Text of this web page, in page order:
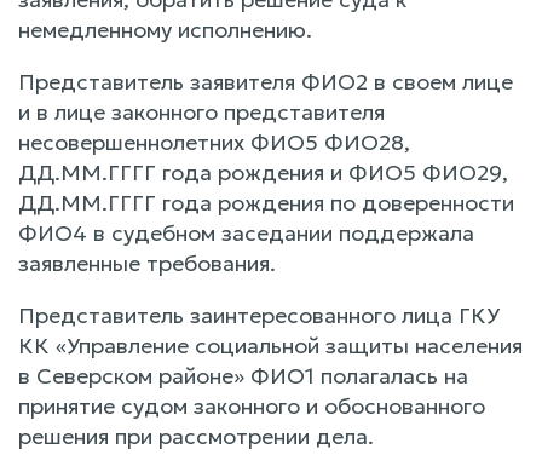
немедленному исполнению.
Представитель заявителя ФИО2 в своем лице
и в лице законного представителя
несовершеннолетних ФИО5 ФИО28,
ДД.ММ.ГГГГ года рождения и ФИО5 ФИО29,
ДД.ММ.ГГГГ года рождения по доверенности
ФИО4 в судебном заседании поддержала
заявленные требования.
Представитель заинтересованного лица ГКУ
КК «Управление социальной защиты населения
в Северском районе» ФИО1 полагалась на
принятие судом законного и обоснованного
решения при рассмотрении дела.